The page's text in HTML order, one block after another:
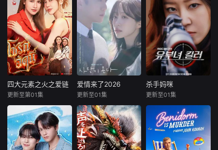
1937年末，南京沦
陷。在日军的连天
炮火和一轮又一轮
坦克碾压中，侥幸
生还的上等兵俞显
扬，从尸体堆里醒
过来的第一眼，就
盯上了正在对无辜
百姓疯狂杀戮的一
队日军，他牢牢记
的嘴脸。从南京到
一根网线连接了中
国鹿鸣村和英国牛
津，麦香通过视频
向米良宣告：婚不
结了。鹿鸣村开了
锅，村民大骂麦香
是叛徒。麦香是婚
前体检查出不孕
症，从此走上虐心
旅途。米良火速回
出。米良不再相信
情感，空虚
过》由广东局选
送，岭南文化传媒
（广东）有限公司
出品，10分钟*12
集，取景地为云南
昆明滇池、海埂大
坝等，讲述了两个
性格迥异、生活经
历不同的都市青年
男女，在昆明旅行
的爱情故
四大元素之火之爱链
甘缇拉·瓦查拉塔沙那库
年轻的百万继承人
Achima再次与童年
时期的死敌Kaprao
四大元素之火之爱链
更新至第01集
8日，HaNi所属公
司Subrame方面对
OSEN表示：“HaNi
正在考虑出演KBS
爱情来了2026
更新至01集
杀手妈咪
李相二
改编自同名漫
画。35岁的俞宝娜
过着相夫教子的普
杀手妈咪
更新至01集